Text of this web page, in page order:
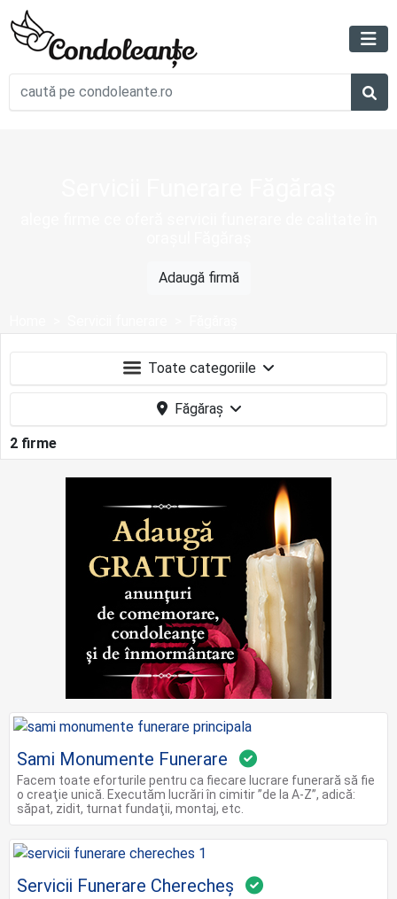
Adaugă firmă
2 firme
Sami Monumente Funerare
Facem toate eforturile pentru ca fiecare lucrare funerară să fie
o creaţie unică. Executăm lucrări în cimitir ”de la A-Z”, adică:
săpat, zidit, turnat fundaţii, montaj, etc.
Servicii Funerare Cherecheș